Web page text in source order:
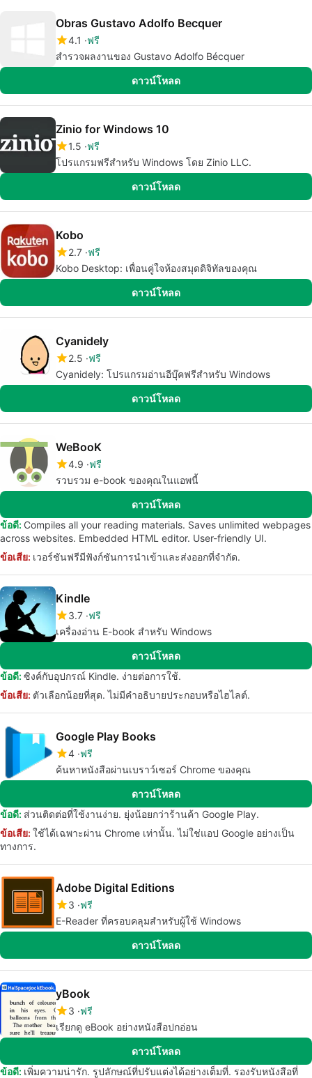
Obras Gustavo Adolfo Becquer
4.1
ฟรี
สำรวจผลงานของ Gustavo Adolfo Bécquer
ดาวน์โหลด
Zinio for Windows 10
1.5 ฟรี
โปรแกรมฟรีสำหรับ Windows โดย Zinio LLC.
ดาวน์โหลด
Kobo
2.7 ฟรี
Kobo Desktop: เพื่อนคู่ใจห้องสมุดดิจิทัลของคุณ
ดาวน์โหลด
Cyanidely
2.5 ฟรี
Cyanidely: โปรแกรมอ่านอีบุ๊คฟรีสำหรับ Windows
ดาวน์โหลด
WeBooK
4.9 ฟรี
รวบรวม e-book ของคุณในแอพนี้
ดาวน์โหลด
ข้อดี: Compiles all your reading materials. Saves unlimited webpages
across websites. Embedded HTML editor. User-friendly UI.
ข้อเสีย: เวอร์ชันฟรีมีฟังก์ชันการนำเข้าและส่งออกที่จำกัด.
Kindle
3.7 ฟรี
เครื่องอ่าน E-book สำหรับ Windows
ดาวน์โหลด
ข้อดี: ซิงค์กับอุปกรณ์ Kindle. ง่ายต่อการใช้.
ข้อเสีย: ตัวเลือกน้อยที่สุด. ไม่มีคำอธิบายประกอบหรือไฮไลต์.
Google Play Books
4 ฟรี
ค้นหาหนังสือผ่านเบราว์เซอร์ Chrome ของคุณ
ดาวน์โหลด
ข้อดี: ส่วนติดต่อที่ใช้งานง่าย. ยุ่งน้อยกว่าร้านค้า Google Play.
ข้อเสีย: ใช้ได้เฉพาะผ่าน Chrome เท่านั้น. ไม่ใช่แอป Google อย่างเป็น
ทางการ.
Adobe Digital Editions
3 ฟรี
E-Reader ที่ครอบคลุมสำหรับผู้ใช้ Windows
ดาวน์โหลด
yBook
3 ฟรี
เรียกดู eBook อย่างหนังสือปกอ่อน
ดาวน์โหลด
ข้อดี: เพิ่มความน่ารัก. รูปลักษณ์ที่ปรับแต่งได้อย่างเต็มที่. รองรับหนังสือที่